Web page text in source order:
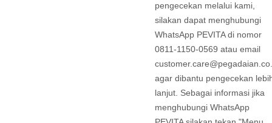
pengecekan melalui kami,
silakan dapat menghubungi
WhatsApp PEVITA di nomor
0811-1150-0569 atau email
agar dibantu pengecekan
lanjut. Sebagai informasi jika
menghubungi WhatsApp